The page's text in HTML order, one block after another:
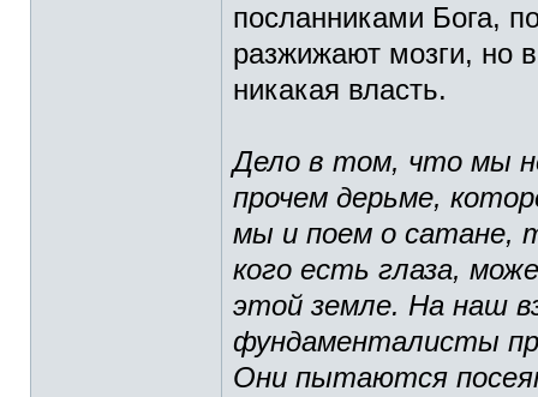
посланниками Бога,
разжижают мозги, но
никакая власть.
Дело в том, что мы
прочем дерьме,
мы и поем о сатане,
кого есть глаза,
этой земле. На наш
фундаменталисты
Они пытаются